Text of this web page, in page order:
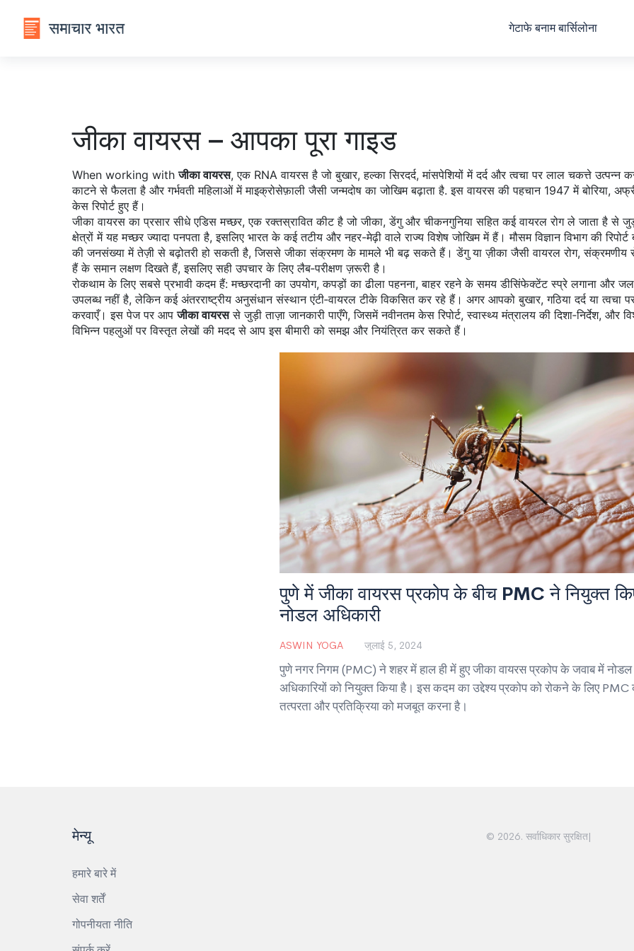
गेटाफे बनाम बार्सिलोना
जीका वायरस – आपका पूरा गाइड
When working withजीका वायरस,एक RNA वायरस है जो बुखार, हल्का सिरदर्द, मांसपेशियों में दर्द और त्वचा पर लाल चकत्ते उत्पन्न
काटने से फैलता है और गर्भवती महिलाओं में माइक्रोसेफ़ाली जैसी जन्मदोष का जोखिम बढ़ाता है. इस वायरस की पहचान 1947 में बोरिया,
केस रिपोर्ट हुए हैं।
जीका वायरस का प्रसार सीधेएडिस मच्छर,एक रक्तस्रावित कीट है जो जीका, डेंगु और चीकनगुनिया सहित कई वायरल रोग ले जाता है से
क्षेत्रों में यह मच्छर ज्यादा पनपता है, इसलिए भारत के कई तटीय और नहर-मेढ़ी वाले राज्य विशेष जोखिम में हैं। मौसम विज्ञान विभाग की
की जनसंख्या में तेज़ी से बढ़ोतरी हो सकती है, जिससे जीका संक्रमण के मामले भी बढ़ सकते हैं। डेंगु या ज़ीका जैसीवायरल रोग,संक्रमणीय
हैंके समान लक्षण दिखते हैं, इसलिए सही उपचार के लिए लैब‑परीक्षण ज़रूरी है।
रोकथाम के लिए सबसे प्रभावी कदम हैं: मच्छरदानी का उपयोग, कपड़ों का ढीला पहनना, बाहर रहने के समय डीसिंफेक्टेंट स्प्रे लगाना और
उपलब्ध नहीं है, लेकिन कई अंतरराष्ट्रीय अनुसंधान संस्थान एंटी‑वायरल टीके विकसित कर रहे हैं। अगर आपको बुखार, गठिया दर्द या त्वचा
करवाएँ। इस पेज पर आपजीका वायरससे जुड़ी ताज़ा जानकारी पाएँगे, जिसमें नवीनतम केस रिपोर्ट, स्वास्थ्य मंत्रालय की दिशा‑निर्देश,
विभिन्न पहलुओं पर विस्तृत लेखों की मदद से आप इस बीमारी को समझ और नियंत्रित कर सकते हैं।
पुणे में जीका वायरस प्रकोप के बीच PMC ने नियुक्त
नोडल अधिकारी
ASWIN YOGA जुलाई 5, 2024
पुणे नगर निगम (PMC) ने शहर में हाल ही में हुए जीका वायरस प्रकोप के जवाब में नोडल
अधिकारियों को नियुक्त किया है। इस कदम का उद्देश्य प्रकोप को रोकने के लिए PMC
तत्परता और प्रतिक्रिया को मजबूत करना है।
मेन्यू
हमारे बारे में
सेवा शर्तें
गोपनीयता नीति
© 2026. सर्वाधिकार सुरक्षित|